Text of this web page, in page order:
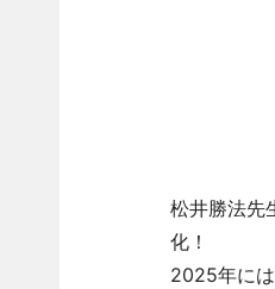
松井勝法先
化！
2025年に